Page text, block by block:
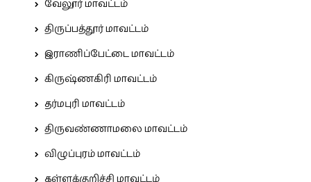
வேலூர் மாவட்டம்
திருப்பத்தூர் மாவட்டம்
இராணிப்பேட்டை மாவட்டம்
கிருஷ்ணகிரி மாவட்டம்
தர்மபுரி மாவட்டம்
திருவண்ணாமலை மாவட்டம்
விழுப்புரம் மாவட்டம்